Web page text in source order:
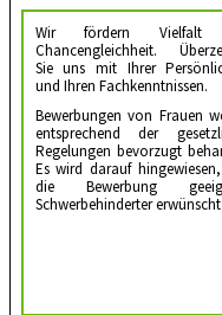
Wir fördern Vielfalt
Chancengleichheit.
Sie uns mit Ihrer
und Ihren Fachkenntnissen.
Bewerbungen von Frauen
entsprechend der
Regelungen bevorzugt
Es wird darauf
die Bewerbung
Schwerbehinderter